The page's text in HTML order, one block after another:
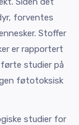
forventes
Stoffer
er rapportert
studier på
føtotoksisk
studier for